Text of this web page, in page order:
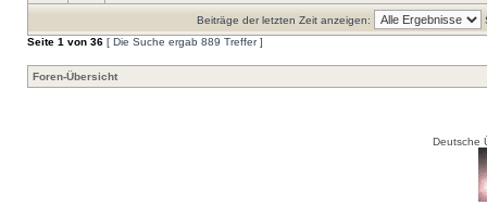
Beiträge der letzten Zeit anzeigen:
Seite 1 von 36 [ Die Suche ergab 889 Treffer ]
Foren-Übersicht
Deutsche